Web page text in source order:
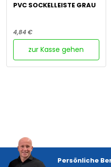
PVC SOCKELLEISTE GRAU
4,84 €
zur Kasse gehen
Persönliche